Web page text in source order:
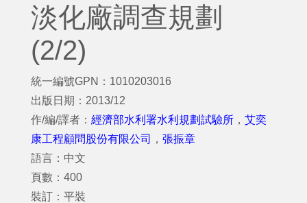
淡化廠調查規劃
(2/2)
統一編號GPN：1010203016
出版日期：2013/12
作/編/譯者： 經濟部水利署水利規劃試驗所 ， 艾奕
康工程顧問股份有限公司
， 張振章
語言：中文
頁數：400
裝訂：平裝